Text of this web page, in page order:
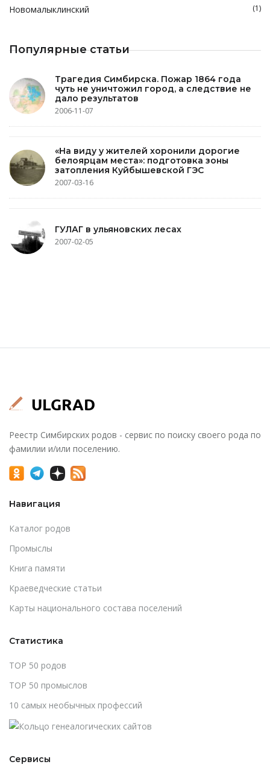
Новомалыклинский (1)
Популярные статьи
Трагедия Симбирска. Пожар 1864 года
чуть не уничтожил город, а следствие не
дало результатов
2006-11-07
«На виду у жителей хоронили дорогие
белоярцам места»: подготовка зоны
затопления Куйбышевской ГЭС
2007-03-16
ГУЛАГ в ульяновских лесах
2007-02-05
Реестр Симбирских родов - сервис по поиску своего рода по
фамилии и/или поселению.
Навигация
Каталог родов
Промыслы
Книга памяти
Краеведческие статьи
Карты национального состава поселений
Статистика
TOP 50 родов
TOP 50 промыслов
10 самых необычных профессий
Сервисы